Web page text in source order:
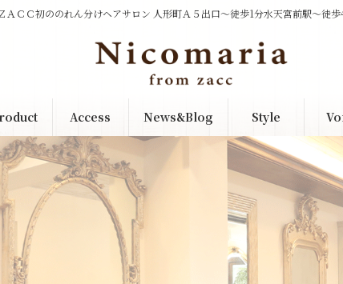
ＡＣＣ初ののれん分けヘアサロン 人形町Ａ５出口～徒歩1分水天宮前駅～徒
Access News&Blog Style